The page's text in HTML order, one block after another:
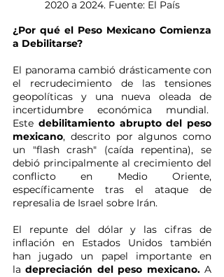
2020 a 2024. Fuente: El País
¿Por qué el Peso Mexicano Comienza
a Debilitarse?
El panorama cambió drásticamente con
el recrudecimiento de las tensiones
geopolíticas y una nueva oleada de
incertidumbre económica mundial.
Este debilitamiento abrupto del peso
mexicano, descrito por algunos como
un "flash crash" (caída repentina), se
debió principalmente al crecimiento del
conflicto en Medio Oriente,
específicamente tras el ataque de
represalia de Israel sobre Irán.
El repunte del dólar y las cifras de
inflación en Estados Unidos también
han jugado un papel importante en
la depreciación del peso mexicano. A